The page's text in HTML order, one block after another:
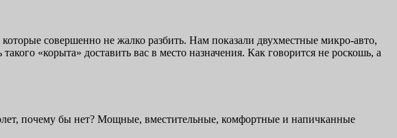
совершенно не жалко разбить. Нам показали двухместные микро-авто,
«корыта» доставить вас в место назначения. Как говорится не роскошь, а
почему бы нет? Мощные, вместительные, комфортные и напичканные